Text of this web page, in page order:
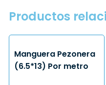
Productos
Manguera Pezonera
(6.5*13) Por metro